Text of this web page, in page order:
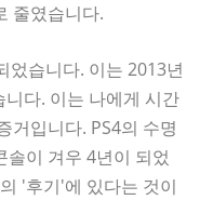
줄였습니다.
었습니다. 이는 2013년
다. 이는 나에게 시간
거입니다. PS4의 수명
이 겨우 4년이 되었
'후기'에 있다는 것이